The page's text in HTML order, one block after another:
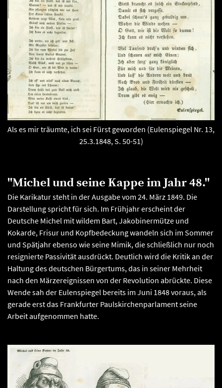
Als es mir träumte, ich sei Fürst geworden (Eulenspiegel Nr. 13,
25.3.1848, S. 50-51)
"Michel und seine Kappe im Jahr 48."
Die Karikatur steht in der Ausgabe vom 24. März 1849. Die
Darstellung spricht für sich. Im Frühjahr erscheint der
Deutsche Michel mit wildem Bart, Jakobinermütze und
Kokarde, Frisur und Kopfbedeckung wandeln sich im Sommer
und Spätjahr ebenso wie seine Mimik, die schließlich nur noch
resignierte Passivität ausdrückt. Deutlich wird die Kritik an der
Haltung des deutschen Bürgertums, das in seiner Mehrheit
nach den Märzereignissen von der Revolution abrückte. Diese
Wende sah der Eulenspiegel bereits im Juni 1848 voraus, als
gerade erst das Frankfurter Paulskirchenparlament seine
Arbeit aufgenommen hatte.